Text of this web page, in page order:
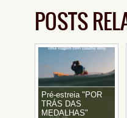
POSTS
Pré-estreia "POR
TRÁS DAS
MEDALHAS"